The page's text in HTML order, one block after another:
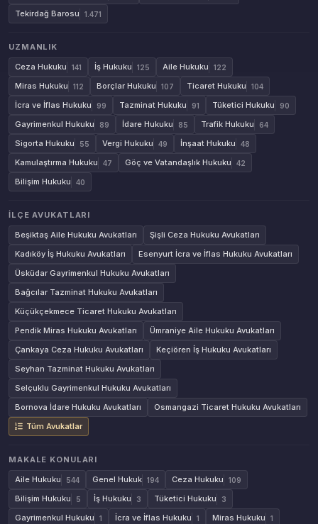
Tekirdağ Barosu 1.471
UZMANLIK
Ceza Hukuku
141 İş Hukuku 125 Aile Hukuku 122
Miras Hukuku 112 Borçlar Hukuku 107 Ticaret Hukuku 104
İcra ve İflas Hukuku 99 Tazminat Hukuku 91 Tüketici Hukuku 90
Gayrimenkul Hukuku 89 İdare Hukuku 85 Trafik Hukuku 64
Sigorta Hukuku 55 Vergi Hukuku 49 İnşaat Hukuku 48
Kamulaştırma Hukuku 47 Göç ve Vatandaşlık Hukuku 42
Bilişim Hukuku 40
İLÇE AVUKATLARI
Beşiktaş Aile Hukuku Avukatları
Şişli Ceza Hukuku Avukatları
Kadıköy İş Hukuku Avukatları
Esenyurt İcra ve İflas Hukuku Avukatları
Üsküdar Gayrimenkul Hukuku Avukatları
Bağcılar Tazminat Hukuku Avukatları
Küçükçekmece Ticaret Hukuku Avukatları
Pendik Miras Hukuku Avukatları
Ümraniye Aile Hukuku Avukatları
Çankaya Ceza Hukuku Avukatları
Keçiören İş Hukuku Avukatları
Seyhan Tazminat Hukuku Avukatları
Selçuklu Gayrimenkul Hukuku Avukatları
Bornova İdare Hukuku Avukatları
Osmangazi Ticaret Hukuku Avukatları
Tüm Avukatlar
MAKALE KONULARI
Aile Hukuku
544 Genel Hukuk 194 Ceza Hukuku 109
Bilişim Hukuku 5 İş Hukuku 3 Tüketici Hukuku 3
Gayrimenkul Hukuku 1 İcra ve İflas Hukuku 1 Miras Hukuku 1